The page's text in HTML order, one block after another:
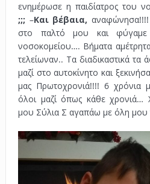
ενημέρωσε η παιδίατρος του
;;; –Και βέβαια,
στο παλτό μου και
νοσοκομείου…. Βήματα
τελείωναν.. Τα διαδικαστικά
μαζί στο αυτοκίνητο και
μας Πρωτοχρονιά!!!! 6 χρόνια
όλοι μαζί όπως κάθε χρονιά…
μου Σύλια Σ αγαπάω με όλη